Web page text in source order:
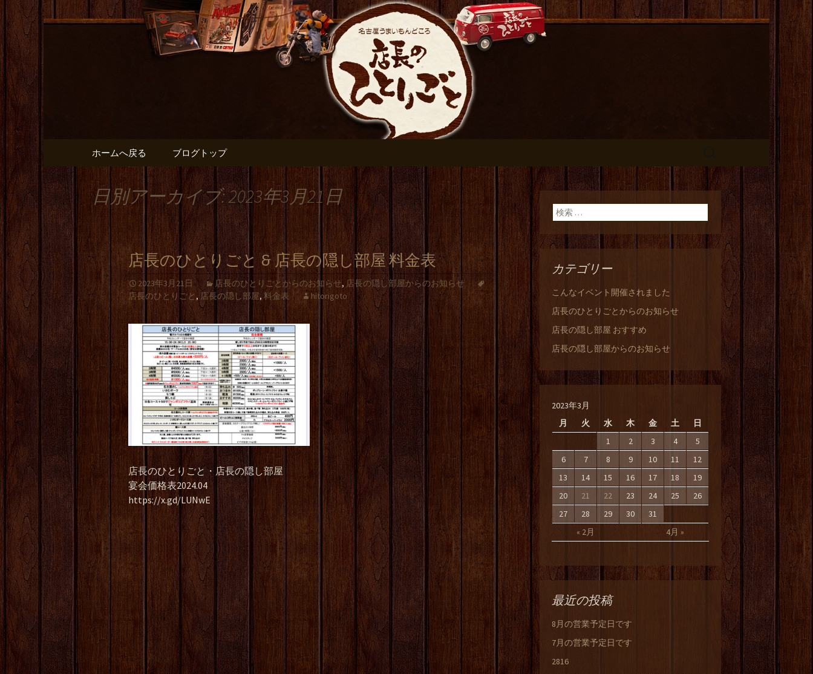
名古屋市伏見の居酒屋【店長のひとりご
出張や観光に名古屋めしがおすすめです
コンテンツへ移動
ホームへ戻る ブログトップ
日別アーカイブ: 2023年3月21日
店長のひとりごと & 店長の隠し部屋 料金表
2023年3月21日 店長のひとりごとからのお知らせ, 店長の隠し部屋からのお知らせ
店長のひとりごと , 店長の隠し部屋, 料金表 hitorigoto
店長のひとりごと・店長の隠し部屋
宴会価格表2024.04
https://x.gd/LUNwE
検索:
カテゴリー
こんなイベント開催されました
店長のひとりごとからのお知らせ
店長の隠し部屋 おすすめ
店長の隠し部屋からのお知らせ
2023年3月
月
火 水 木 金 土 日
« 2月 4月 »
1 2 3 4
5
6
7 8 9 10 11
12
13
14 15 16 17 18
19
20
21 22 23 24 25
26
27
28 29 30 31
最近の投稿
8月の営業予定日です
7月の営業予定日です
2816